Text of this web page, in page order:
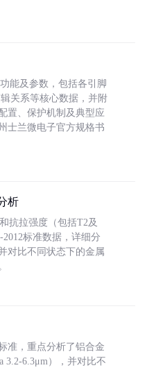
能及参数，包括各引脚
关系等核心数据，并附
置、保护机制及典型应
士兰微电子官方规格书
析
抗拉强度（包括T2及
标准数据，详细分
对比不同状态下的金属
准，重点分析了铝合金
3.2-6.3μm），并对比不